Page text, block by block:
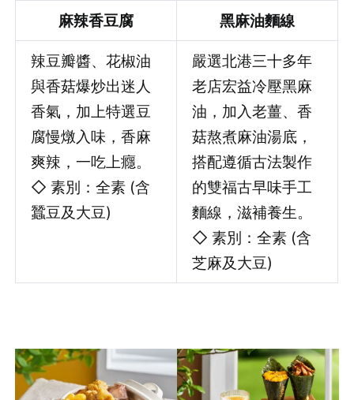
麻辣香豆腐 黑麻油麵線
辣豆瓣醬、花椒油
與香菇爆炒出迷人
香氣，加上特選豆
腐慢燉入味，香麻
爽辣，一吃上癮。
◇ 素別：全素 (含
蠶豆及大豆)
嚴選北港三十多年
老店宏益冷壓黑麻
油，加入老薑、香
菇熬煮麻油湯底，
搭配遵循古法製作
的雙福古早味手工
麵線，滋補養生。
◇ 素別：全素 (含
芝麻及大豆)